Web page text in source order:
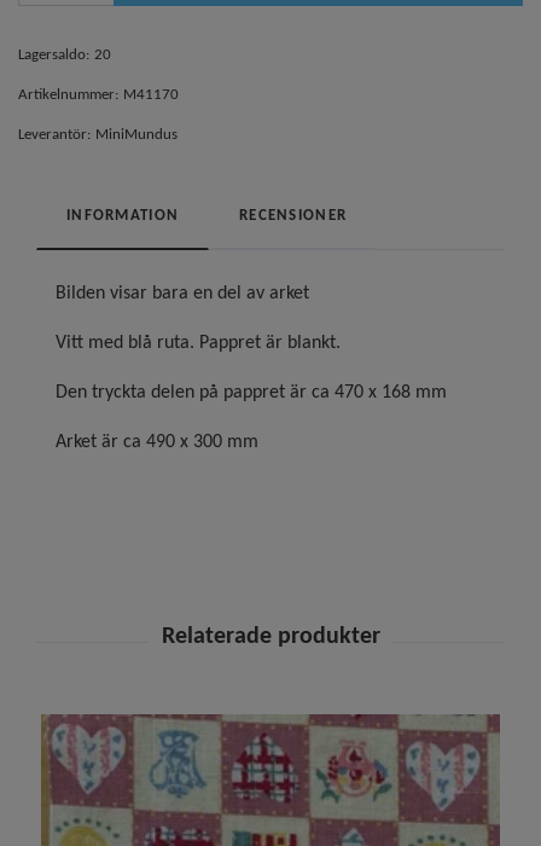
Lagersaldo: 20
Artikelnummer: M41170
Leverantör: MiniMundus
INFORMATION RECENSIONER
Bilden visar bara en del av arket
Vitt med blå ruta. Pappret är blankt.
Den tryckta delen på pappret är ca 470 x 168 mm
Arket är ca 490 x 300 mm